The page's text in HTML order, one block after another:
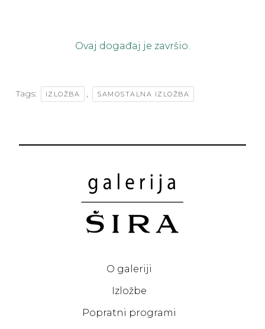
Ovaj događaj je završio.
Tags: IZLOŽBA , SAMOSTALNA IZLOŽBA
O galeriji
Izložbe
Popratni programi